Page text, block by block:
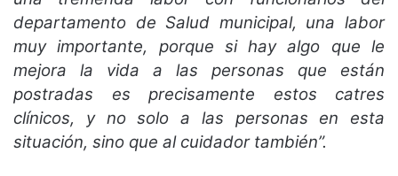
departamento de Salud municipal, una labor
muy importante, porque si hay algo que le
mejora la vida a las personas que están
postradas es precisamente estos catres
clínicos, y no solo a las personas en esta
situación, sino que al cuidador también”.